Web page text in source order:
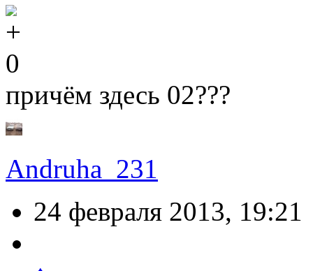
0
причём здесь 02???
Andruha_231
24 февраля 2013, 19:21